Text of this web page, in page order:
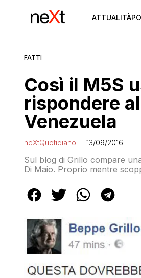
ATTUALITÀ
FATTI
Così il M5S
rispondere
Venezuela
neXtQuotidiano 13/09/2016
Sul blog di Grillo compare
Di Maio. Proprio mentre